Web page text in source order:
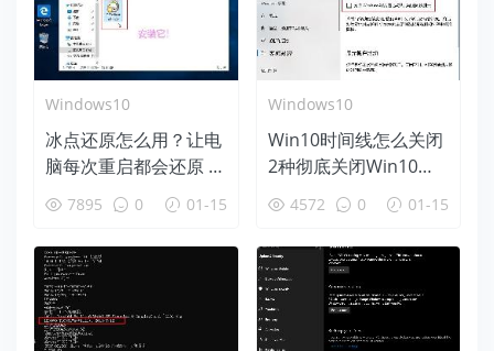
Windows10
冰点还原怎么用？让电
脑每次重启都会还原 百
毒不侵！
7895 0 01-15
Windows10
Win10时间线怎么关闭
2种彻底关闭Win10时
间线方法
4572 0 01-15